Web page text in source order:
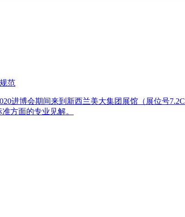
范
进博会期间来到新西兰美大集团展馆（展位号
方面的专业见解。